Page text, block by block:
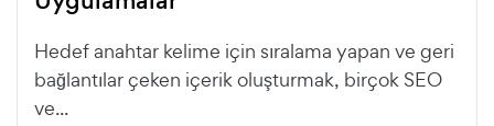
Hedef anahtar kelime için sıralama yapan ve geri
bağlantılar çeken içerik oluşturmak, birçok SEO
ve...